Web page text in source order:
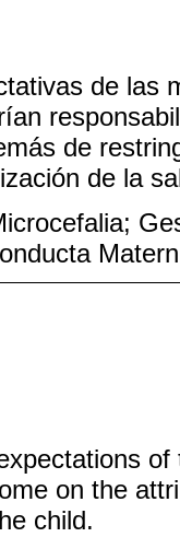
de las
de
de la
on the
child.